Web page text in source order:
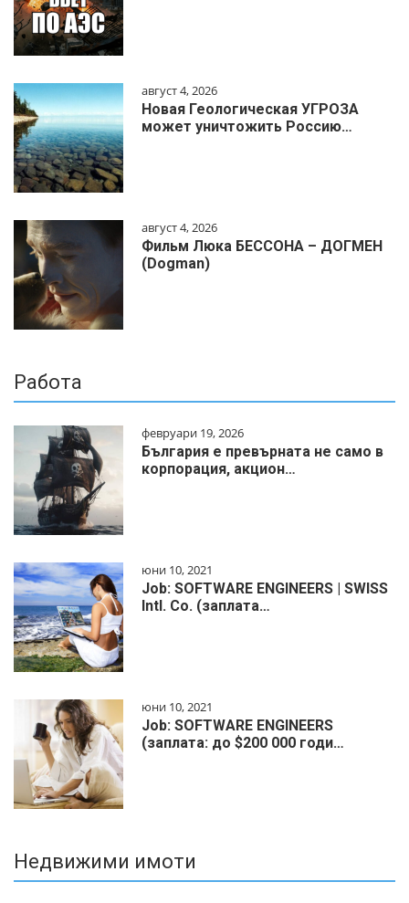
август 4, 2026
Новая Геологическая УГРОЗА
может уничтожить Россию…
август 4, 2026
Фильм Люка БЕССОНА – ДОГМЕН
(Dogman)
Работа
февруари 19, 2026
България е превърната не само в
корпорация, акцион…
юни 10, 2021
Job: SOFTWARE ENGINEERS | SWISS
Intl. Co. (заплата…
юни 10, 2021
Job: SOFTWARE ENGINEERS
(заплата: до $200 000 годи…
Недвижими имоти